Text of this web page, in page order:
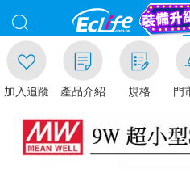
蹤 產品介紹 規格 門市庫存